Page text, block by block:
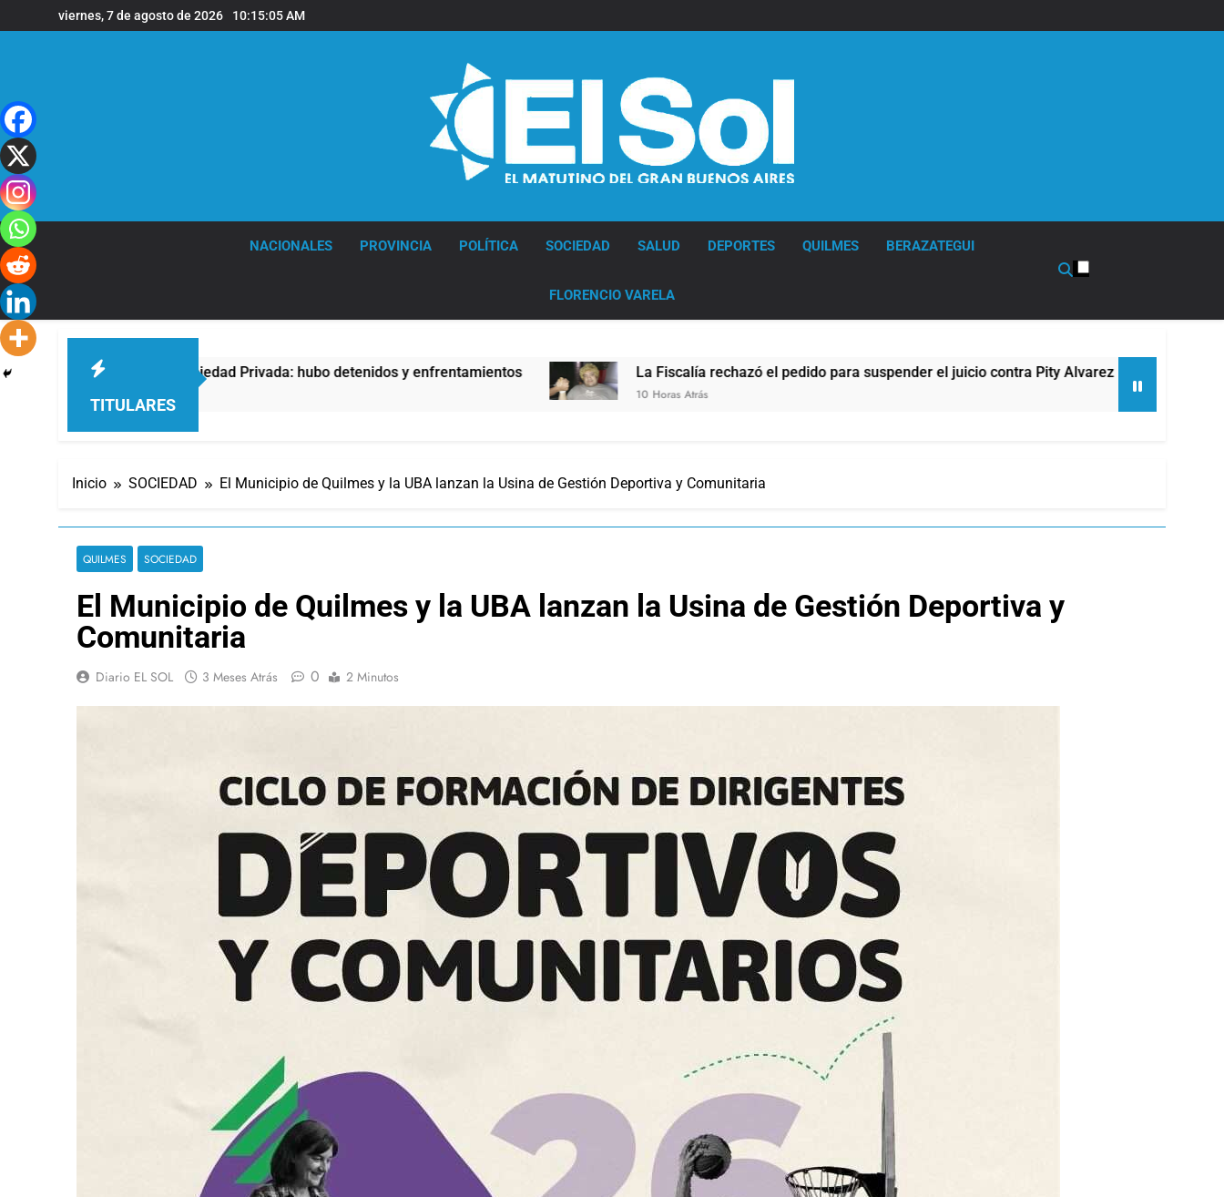
al
viernes, 7 de agosto de 2026 10:15:06 AM
NACIONALES PROVINCIA POLÍTICA SOCIEDAD SALUD DEPORTES QUILMES BERAZATEGUI
FLORENCIO VARELA
TITULARES
Ley de Propiedad Privada: hubo detenidos y enfrentamientos La Fiscalía rechazó el pedido para suspender el juicio contra Pity Alvarez
10 Horas Atrás 11 Horas Atrás
Inicio SOCIEDAD El Municipio de Quilmes y la UBA lanzan la Usina de Gestión Deportiva y Comunitaria
QUILMES SOCIEDAD
El Municipio de Quilmes y la UBA lanzan la Usina de Gestión Deportiva y
Comunitaria
Diario EL SOL 3 Meses Atrás 0 2 Minutos